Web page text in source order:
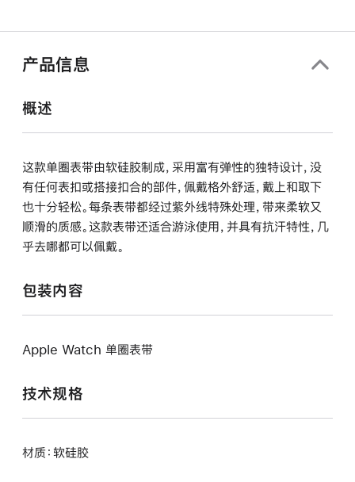
中
产品信息
概述
这款单圈表带由软硅胶制成，采用富有弹性的独特设计，没
有任何表扣或搭接扣合的部件，佩戴格外舒适，戴上和取下
也十分轻松。每条表带都经过紫外线特殊处理，带来柔软又
顺滑的质感。这款表带还适合游泳使用，并具有抗汗特性，几
乎去哪都可以佩戴。
包装内容
Apple Watch 单圈表带
技术规格
材质：软硅胶